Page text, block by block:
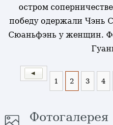
остром
победу одержали Чэнь
Сюаньфэнь у женщин.
1 2 3 4
Фотогалерея